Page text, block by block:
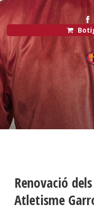
Renovació
Atletisme